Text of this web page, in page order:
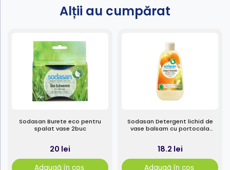
Alții au cumpărat
Sodasan Burete eco pentru
spalat vase 2buc
20 lei
Adaugă în coș
Sodasan Detergent lichid de
vase balsam cu portocala
18.2 lei
Adaugă în coș